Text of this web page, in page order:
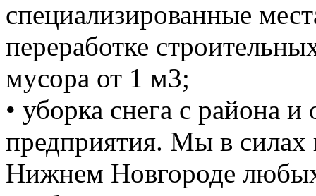
специализированные
переработке
мусора от 1 м3;
• уборка снега с района
предприятия. Мы в силах
Нижнем Новгороде